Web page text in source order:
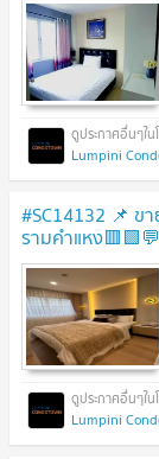
#SC14132​​ 📌 ข
รามคำแหง🟥🟩💬
!